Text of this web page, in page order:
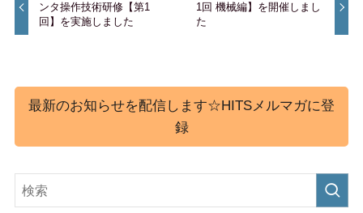
ンタ操作技術研修【第1
回】を実施しました
1回 機械編】を開催しまし
た
最新のお知らせを配信します☆HITSメルマガに登
録